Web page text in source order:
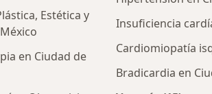
Estética y
en Ciudad de
Insuficiencia
Cardiomiopatía
Bradicardia en